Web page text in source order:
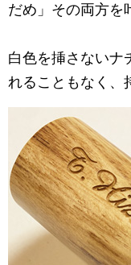
だめ」その両方を
白色を挿さないナ
れることもなく、